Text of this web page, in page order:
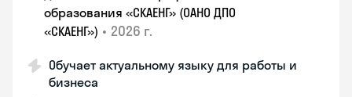
образования «СКАЕНГ» (ОАНО ДПО
«СКАЕНГ») • 2026 г.
Обучает актуальному языку для работы и
бизнеса